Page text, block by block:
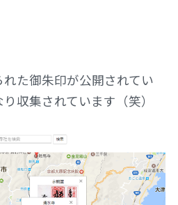
た御朱印が公開されてい
収集されています（笑）